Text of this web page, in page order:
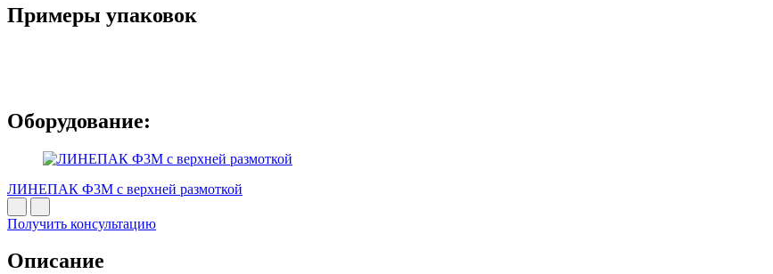
Примеры упаковок
Оборудование:
ЛИНЕПАК Ф3M с верхней размоткой
Получить консультацию
Описание